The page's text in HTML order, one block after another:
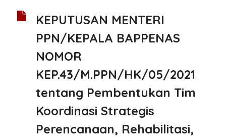
KEPUTUSAN MENTERI
PPN/KEPALA BAPPENAS
NOMOR
KEP.43/M.PPN/HK/05/2021
tentang Pembentukan Tim
Koordinasi Strategis
Perencanaan, Rehabilitasi,